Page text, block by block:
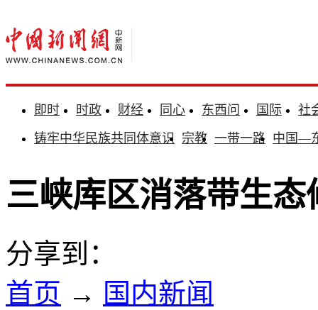
即时 时政 财经 同心 东西问 国际
社
铸牢中华民族共同体意识 宗教 一带一路 中国—
三峡库区消落带生
分享到：
首页 → 国内新闻